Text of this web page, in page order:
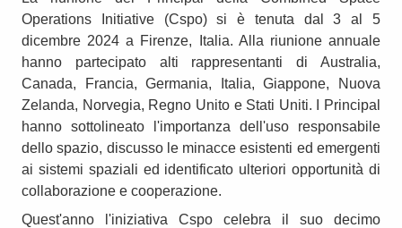
Operations Initiative (Cspo) si è tenuta dal 3 al 5
dicembre 2024 a Firenze, Italia. Alla riunione annuale
hanno partecipato alti rappresentanti di Australia,
Canada, Francia, Germania, Italia, Giappone, Nuova
Zelanda, Norvegia, Regno Unito e Stati Uniti. I Principal
hanno sottolineato l'importanza dell'uso responsabile
dello spazio, discusso le minacce esistenti ed emergenti
ai sistemi spaziali ed identificato ulteriori opportunità di
collaborazione e cooperazione.
Quest'anno l'iniziativa Cspo celebra il suo decimo